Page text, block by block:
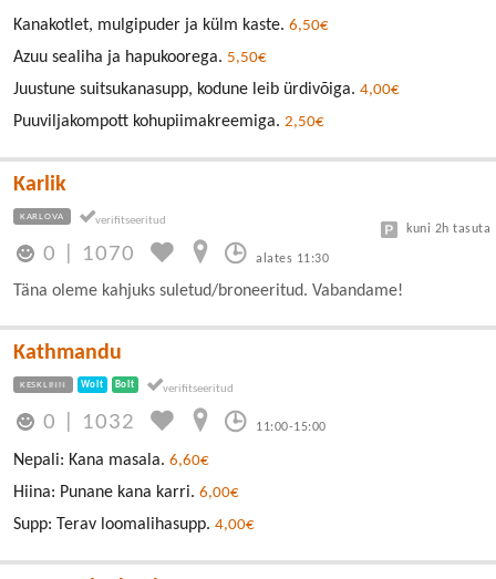
Kanakotlet, mulgipuder ja külm kaste. 6,50€
Azuu sealiha ja hapukoorega. 5,50€
Juustune suitsukanasupp, kodune leib ürdivõiga. 4,00€
Puuviljakompott kohupiimakreemiga. 2,50€
Karlik
KARLOVA
0 1070 alates 11:30
kuni 2h tasuta
Täna oleme kahjuks suletud/broneeritud. Vabandame!
Kathmandu
KESKLINN Wolt Bolt
0 1032 11:00-15:00
Nepali: Kana masala. 6,60€
Hiina: Punane kana karri. 6,00€
Supp: Terav loomalihasupp. 4,00€